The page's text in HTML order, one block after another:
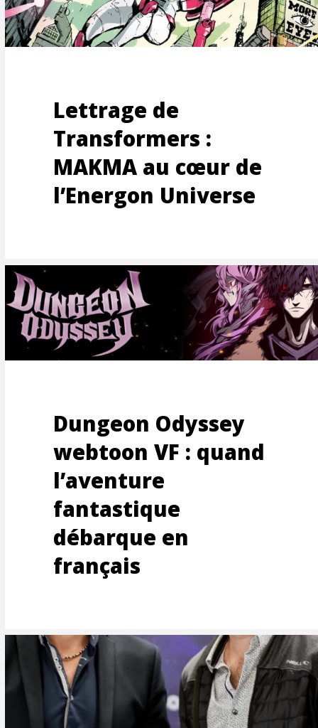
Lettrage de
Transformers :
MAKMA au cœur de
l’Energon Universe
Dungeon Odyssey
webtoon VF : quand
l’aventure
fantastique
débarque en
français